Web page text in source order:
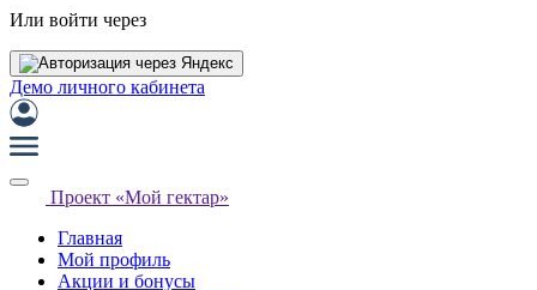
Или войти через
Демо личного кабинета
Проект «Мой гектар»
Главная
Мой профиль
Акции и бонусы